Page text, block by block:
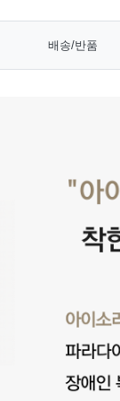
배송/반품